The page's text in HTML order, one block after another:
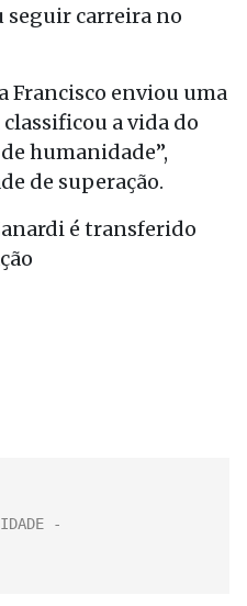
seguir carreira no
Francisco enviou uma
a vida do
humanidade”,
de superação.
é transferido